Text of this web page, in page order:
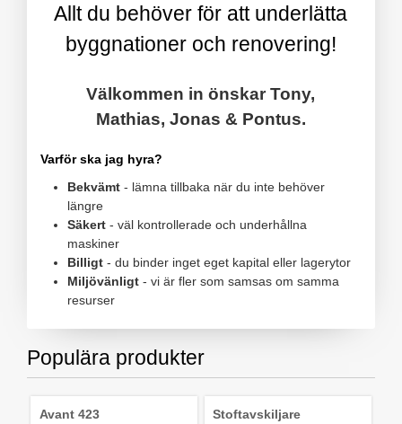
Allt du behöver för att underlätta
byggnationer och renovering!
Välkommen in önskar Tony,
Mathias, Jonas & Pontus.
Varför ska jag hyra?
Bekvämt - lämna tillbaka när du inte behöver
längre
Säkert - väl kontrollerade och underhållna
maskiner
Billigt - du binder inget eget kapital eller lagerytor
Miljövänligt - vi är fler som samsas om samma
resurser
Populära produkter
Avant 423
Stoftavskiljare